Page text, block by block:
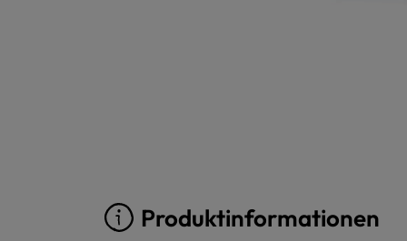
Produktinformationen